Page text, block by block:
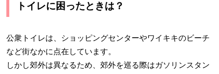
トイレに困ったときは？
公衆トイレは、ショッピングセンターやワイキキのビーチ
など街なかに点在しています。
しかし郊外は異なるため、郊外を巡る際はガソリンスタン